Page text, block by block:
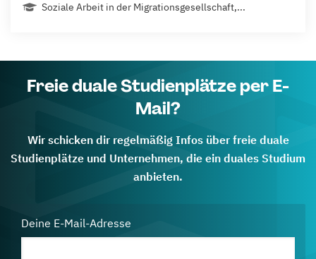
Soziale Arbeit in der Migrationsgesellschaft,...
Freie duale Studienplätze per E-
Mail?
Wir schicken dir regelmäßig Infos über freie duale
Studienplätze und Unternehmen, die ein duales Studium
anbieten.
Deine E-Mail-Adresse